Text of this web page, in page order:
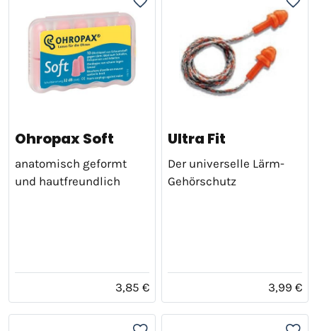
Ohropax Soft
anatomisch geformt
und hautfreundlich
3,85 €
Ultra Fit
Der universelle Lärm-
Gehörschutz
3,99 €